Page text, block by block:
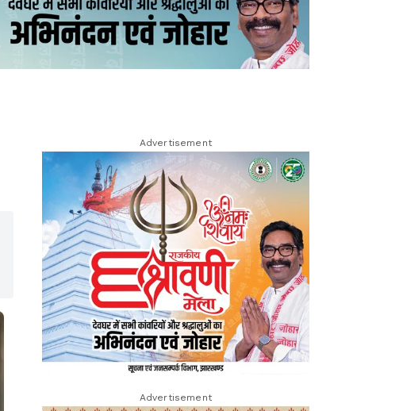
Advertisement
Advertisement